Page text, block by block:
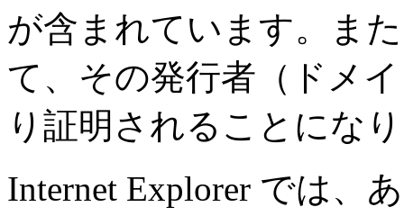
が含まれています。ま
て、その発行者（ドメ
り証明されることにな
Internet Explorer では、